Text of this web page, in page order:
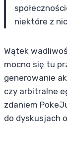
niektóre z
Wątek
mocno się tu
generowanie
czy arbitralne
zdaniem
do dyskusjach